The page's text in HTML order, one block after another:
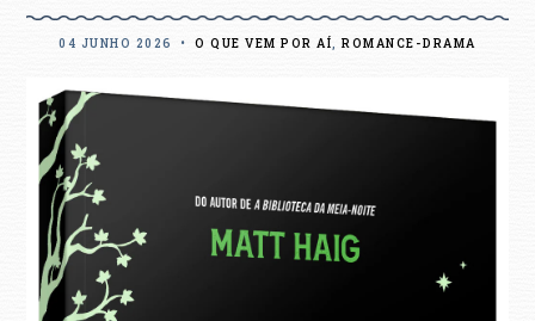
04 JUNHO 2026 • O QUE VEM POR AÍ, ROMANCE-DRAMA